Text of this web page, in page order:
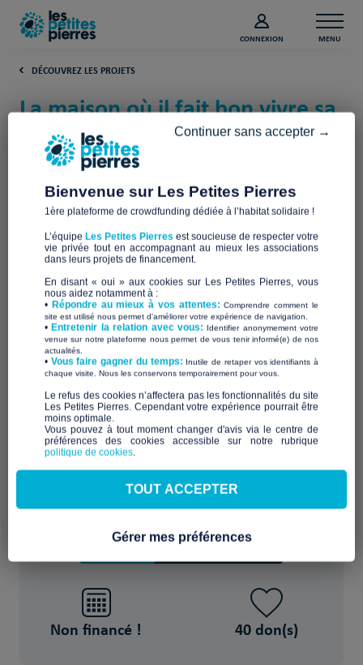
CONNEXION MENU
DÉCOUVREZ LES PROJETS
La maison où il fait bon vivre sa
vieillesse (Seine-et-Marne)
ENVISAGES
Accueillir durablement en habitat partagé
POUR
9 Séniors
37% 7 520€sur 20 000€
Non financé ! 40 don(s)
Bienvenue sur Les Petites Pierres
1ère plateforme de crowdfunding dédiée à l’habitat solidaire !
L’équipe Les Petites Pierres est soucieuse de respecter votre
vie privée tout en accompagnant au mieux les associations
dans leurs projets de financement.
En disant « oui » aux cookies sur Les Petites Pierres, vous
nous aidez notamment à :
• Répondre au mieux à vos attentes:Comprendre comment le
site est utilisé nous permet d'améliorer votre expérience de navigation.
•Entretenir la relation avec vous: Identifier anonymement votre
venue sur notre plateforme nous permet de vous tenir informé(e) de nos
actualités.
​• Vous faire gagner du temps: Inutile de retaper vos identifiants à
chaque visite. Nous les conservons temporairement pour vous.
​Le refus des cookies n’affectera pas les fonctionnalités du site
Les Petites Pierres. Cependant votre expérience pourrait être
moins optimale.​
Vous pouvez à tout moment changer d'avis via le centre de
préférences des cookies accessible sur notre rubrique
politique de cookies.
Continuer sans accepter →
TOUT ACCEPTER
Gérer mes préférences